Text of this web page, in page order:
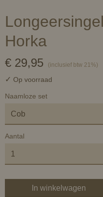
Horka
€ 29,95 (inclusief btw 21%)
✓ Op voorraad
Naamloze set
Aantal
In winkelwagen